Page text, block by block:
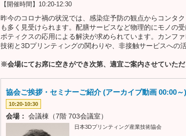
【開催時間】10:20-12:30
昨今のコロナ禍の状況では、感染症予防の観点からコンタ
も多く見受けられます。配膳サービスなど物理的にモノの
ボティクスの応用による解決が求められています。カンフ
技術と3Dプリンティングの関わりや、非接触サービスへの
※会場にてお席に空きができ次第、適宜ご案内させていただ
協会ご挨拶・セミナーご紹介 (アーカイブ動画 00:00～)
10:20-10:30
会場： 会議棟（7階 703会議室）
日本3Dプリンティング産業技術協会